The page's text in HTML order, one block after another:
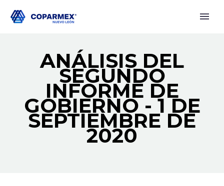
ANÁLISIS DEL
SEGUNDO
INFORME DE
GOBIERNO - 1 DE
SEPTIEMBRE DE
2020